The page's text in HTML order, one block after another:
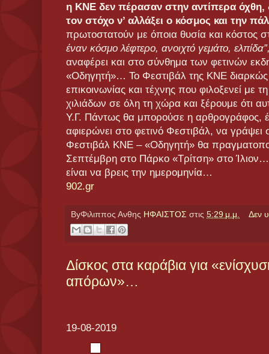
η ΚΝΕ δεν πέρασαν στην αντίπερα όχθη,
τον στόχο ν’ αλλάξει ο κόσμος και την
πρωτοστατούν με όποια θυσία και κόστος
έναν κόσμο λέφτερο, ανοιχτό γεμάτο,
αναφέρει και στο σύνθημα των φετινών
«Οδηγητή»… Το Φεστιβάλ της ΚΝΕ διαρκώς
επικοινωνίας και τέχνης που φιλοξενεί με
χιλιάδων σε όλη τη χώρα και ξέρουμε ότι
Υ.Γ. Πάντως θα μπορούσε η αρθρογράφος,
αφιερώνει στο φετινό Φεστιβάλ, να γράψει
Φεστιβάλ ΚΝΕ – «Οδηγητή» θα
Σεπτέμβρη στο Πάρκο «Τρίτση» στο
είναι να βρεις την ημερομηνία…
902.gr
ByΦιλιππος Ανθης ΗΦΑΙΣΤΟΣ στις 5:29 μ.μ. Δεν
Δίσκος στα καράβια για
απόρων»…
19-08-2019